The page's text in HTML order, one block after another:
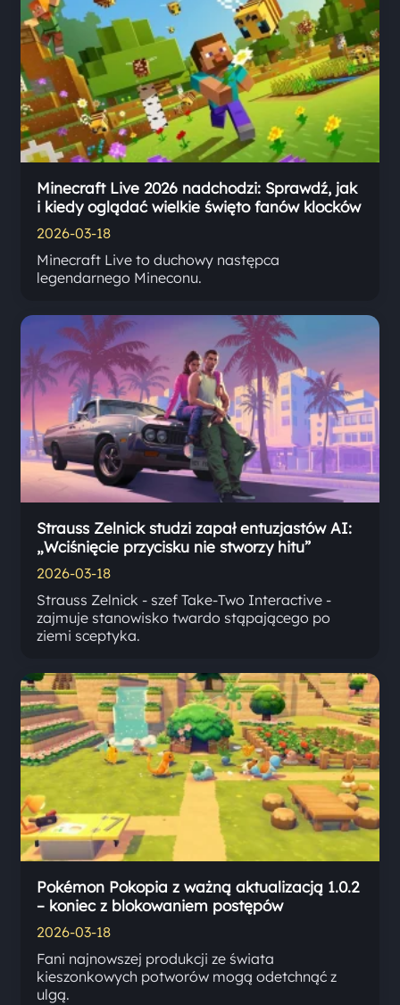
Minecraft Live 2026 nadchodzi: Sprawdź, jak
i kiedy oglądać wielkie święto fanów klocków
2026-03-18
Minecraft Live to duchowy następca
legendarnego Mineconu.
Strauss Zelnick studzi zapał entuzjastów AI:
„Wciśnięcie przycisku nie stworzy hitu”
2026-03-18
Strauss Zelnick - szef Take-Two Interactive -
zajmuje stanowisko twardo stąpającego po
ziemi sceptyka.
Pokémon Pokopia z ważną aktualizacją 1.0.2
– koniec z blokowaniem postępów
2026-03-18
Fani najnowszej produkcji ze świata
kieszonkowych potworów mogą odetchnąć z
ulgą.